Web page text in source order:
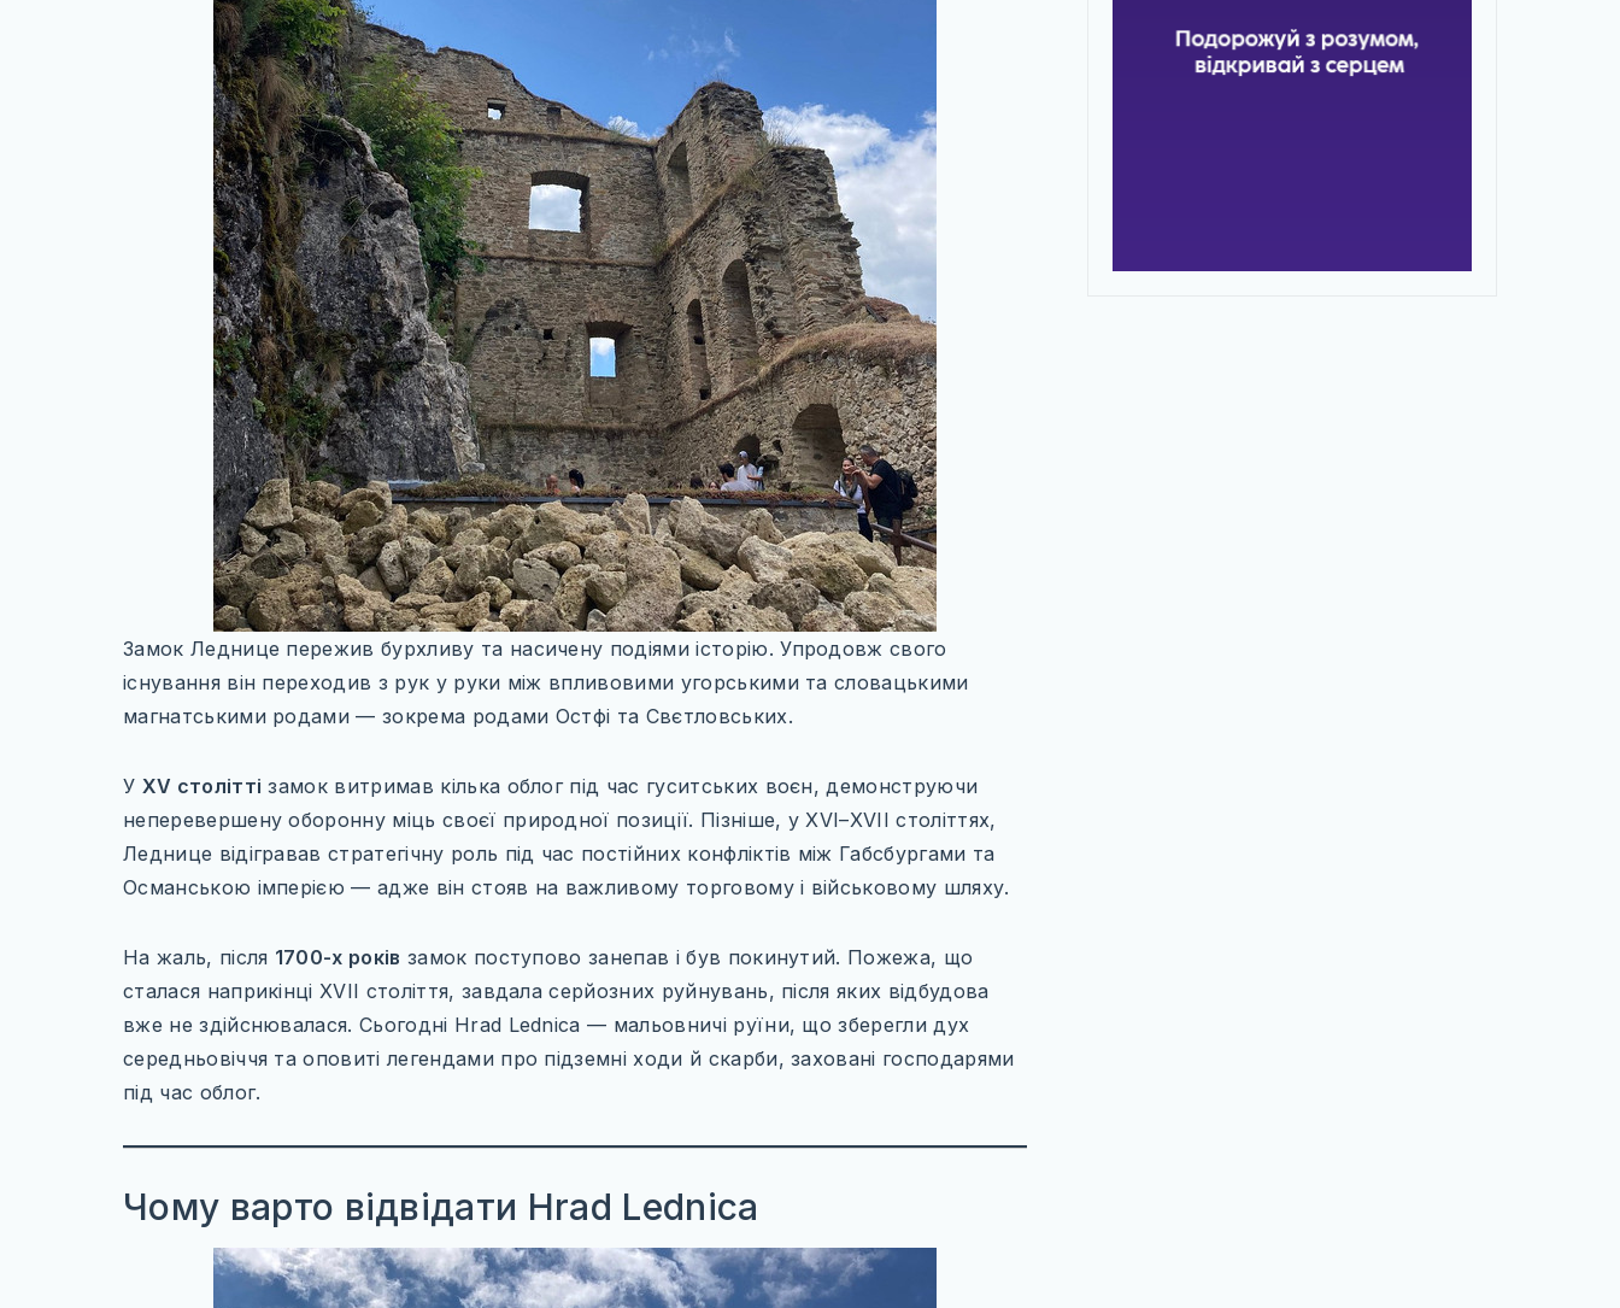
Замок Леднице пережив бурхливу та насичену подіями історію. Упродовж свого
існування він переходив з рук у руки між впливовими угорськими та словацькими
магнатськими родами — зокрема родами Остфі та Свєтловських.
У XV столітті замок витримав кілька облог під час гуситських воєн, демонструючи
неперевершену оборонну міць своєї природної позиції. Пізніше, у XVI–XVII століттях,
Леднице відігравав стратегічну роль під час постійних конфліктів між Габсбургами та
Османською імперією — адже він стояв на важливому торговому і військовому шляху.
На жаль, після 1700-х років замок поступово занепав і був покинутий. Пожежа, що
сталася наприкінці XVII століття, завдала серйозних руйнувань, після яких відбудова
вже не здійснювалася. Сьогодні Hrad Lednica — мальовничі руїни, що зберегли дух
середньовіччя та оповиті легендами про підземні ходи й скарби, заховані господарями
під час облог.
Чому варто відвідати Hrad Lednica